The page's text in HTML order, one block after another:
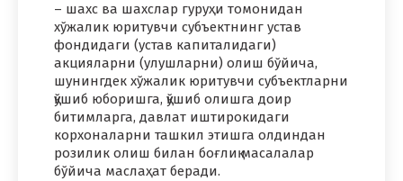
– шахс ва шахслар гуруҳи томонидан
хўжалик юритувчи субъектнинг устав
фондидаги (устав капиталидаги)
акцияларни (улушларни) олиш бўйича,
шунингдек хўжалик юритувчи субъектларни
қўшиб юборишга, қўшиб олишга доир
битимларга, давлат иштирокидаги
корхоналарни ташкил этишга олдиндан
розилик олиш билан боғлиқ масалалар
бўйича маслаҳат беради.